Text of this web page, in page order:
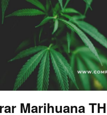
Marihuana